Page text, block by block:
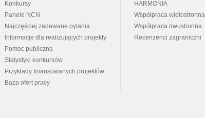
Konkursy
Panele NCN
Najczęściej zadawane pytania
Informacje dla realizujących projekty
Pomoc publiczna
Statystyki konkursów
Przykłady finansowanych projektów
Baza ofert pracy
HARMONIA
Współpraca wielostronna
Współpraca dwustronna
Recenzenci zagraniczni